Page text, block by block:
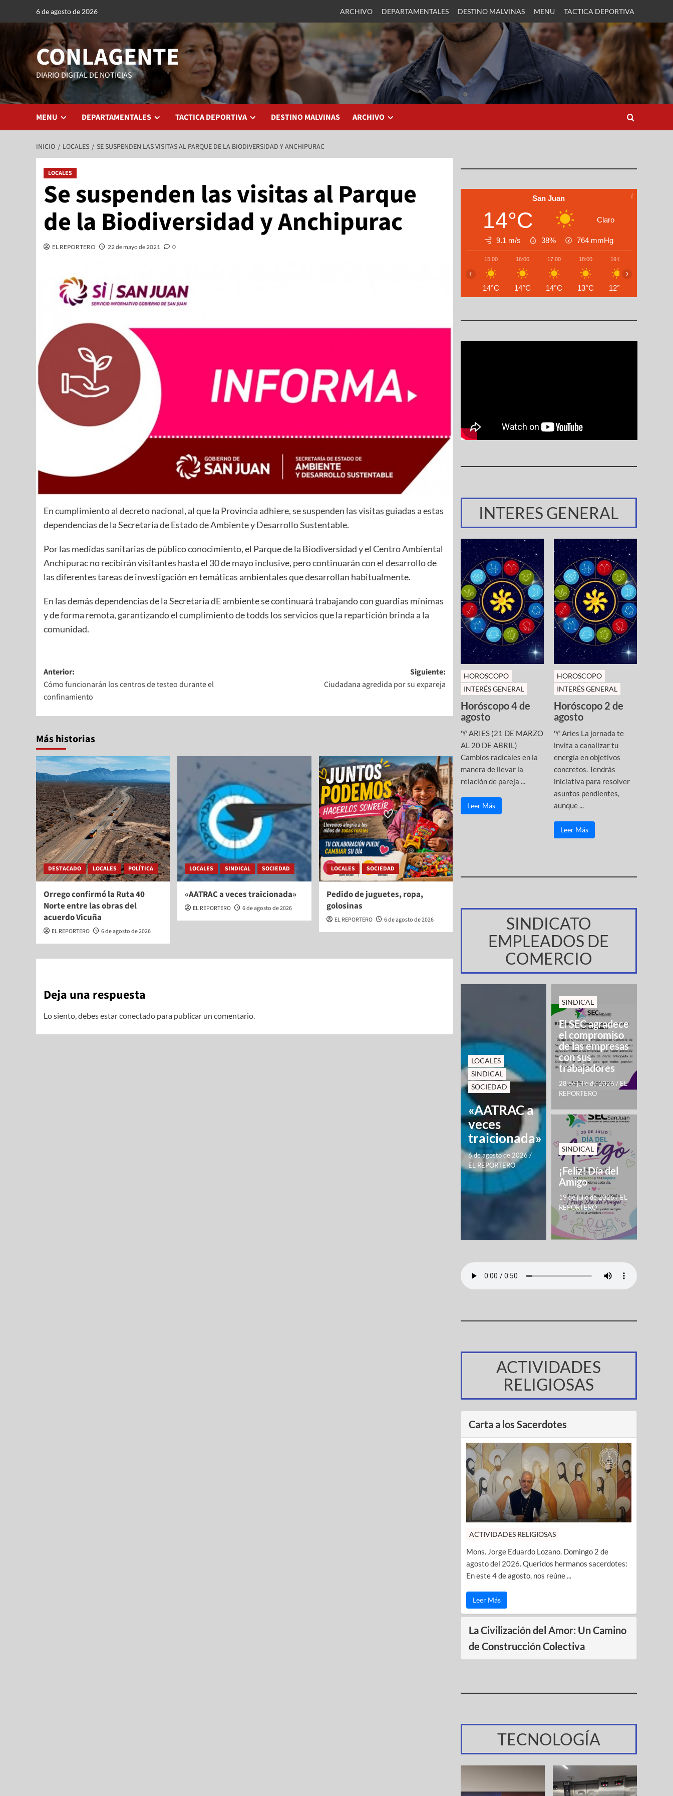
6 de agosto de 2026 ARCHIVO DEPARTAMENTALES DESTINO MALVINAS MENU TACTICA DEPORTIVA
CONLAGENTE
DIARIO DIGITAL DE NOTICIAS
MENU DEPARTAMENTALES TACTICA DEPORTIVA DESTINO MALVINAS ARCHIVO
INICIO LOCALES SE SUSPENDEN LAS VISITAS AL PARQUE DE LA BIODIVERSIDAD Y ANCHIPURAC
LOCALES
Se suspenden las visitas al Parque
de la Biodiversidad y Anchipurac
EL REPORTERO 22 de mayo de 2021 0
En cumplimiento al decreto nacional, al que la Provincia adhiere, se suspenden las visitas guiadas a estas
dependencias de la Secretaría de Estado de Ambiente y Desarrollo Sustentable.
Por las medidas sanitarias de público conocimiento, el Parque de la Biodiversidad y el Centro Ambiental
Anchipurac no recibirán visitantes hasta el 30 de mayo inclusive, pero continuarán con el desarrollo de
las diferentes tareas de investigación en temáticas ambientales que desarrollan habitualmente.
En las demás dependencias de la Secretaría dE ambiente se continuará trabajando con guardias mínimas
y de forma remota, garantizando el cumplimiento de todds los servicios que la repartición brinda a la
comunidad.
Anterior:
Cómo funcionarán los centros de testeo durante el
confinamiento
Siguiente:
Ciudadana agredida por su expareja
Más historias
DESTACADO LOCALES POLÍTICA
Orrego confirmó la Ruta 40
Norte entre las obras del
acuerdo Vicuña
EL REPORTERO 6 de agosto de 2026
LOCALES SINDICAL SOCIEDAD
«AATRAC a veces traicionada»
EL REPORTERO 6 de agosto de 2026
LOCALES SOCIEDAD
Pedido de juguetes, ropa,
golosinas
EL REPORTERO 6 de agosto de 2026
Deja una respuesta
Lo siento, debes estarconectado para publicar un comentario.
San Juan
14°C Claro
9.1 m/s 38% 764 mmHg
15:00
14°C
16:00
14°C
17:00
14°C
18:00
13°C
19:00
12°C
‹ ›
INTERES GENERAL
HOROSCOPO
INTERÉS GENERAL
Horóscopo 4 de
agosto
♈ ARIES (21 DE MARZO
AL 20 DE ABRIL)
Cambios radicales en la
manera de llevar la
relación de pareja ...
Leer Más
HOROSCOPO
INTERÉS GENERAL
Horóscopo 2 de
agosto
♈ Aries La jornada te
invita a canalizar tu
energía en objetivos
concretos. Tendrás
iniciativa para resolver
asuntos pendientes,
aunque ...
Leer Más
SINDICATO
EMPLEADOS DE
COMERCIO
LOCALES
SINDICAL
SOCIEDAD
«AATRAC a
veces
traicionada»
6 de agosto de 2026/
EL REPORTERO
SINDICAL
El SEC agradece
el compromiso
de las empresas
con sus
trabajadores
28 de julio de 2026 / EL
REPORTERO
SINDICAL
¡Feliz! Día del
Amigo
19 de julio de 2026/EL
REPORTERO
ACTIVIDADES
RELIGIOSAS
Carta a los Sacerdotes
ACTIVIDADES RELIGIOSAS
Mons. Jorge Eduardo Lozano. Domingo 2 de
agosto del 2026. Queridos hermanos sacerdotes:
En este 4 de agosto, nos reúne ...
Leer Más
La Civilización del Amor: Un Camino
de Construcción Colectiva
TECNOLOGÍA